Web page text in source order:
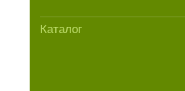
Каталог